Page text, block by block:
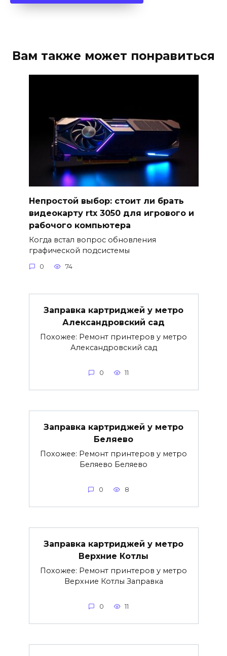
Вам также может понравиться
Непростой выбор: стоит ли брать
видеокарту rtx 3050 для игрового и
рабочого компьютера
Когда встал вопрос обновления
графической подсистемы
0 74
Заправка картриджей у метро
Александровский сад
Похожее: Ремонт принтеров у метро
Александровский сад
0 11
Заправка картриджей у метро
Беляево
Похожее: Ремонт принтеров у метро
Беляево Беляево
0 8
Заправка картриджей у метро
Верхние Котлы
Похожее: Ремонт принтеров у метро
Верхние Котлы Заправка
0 11